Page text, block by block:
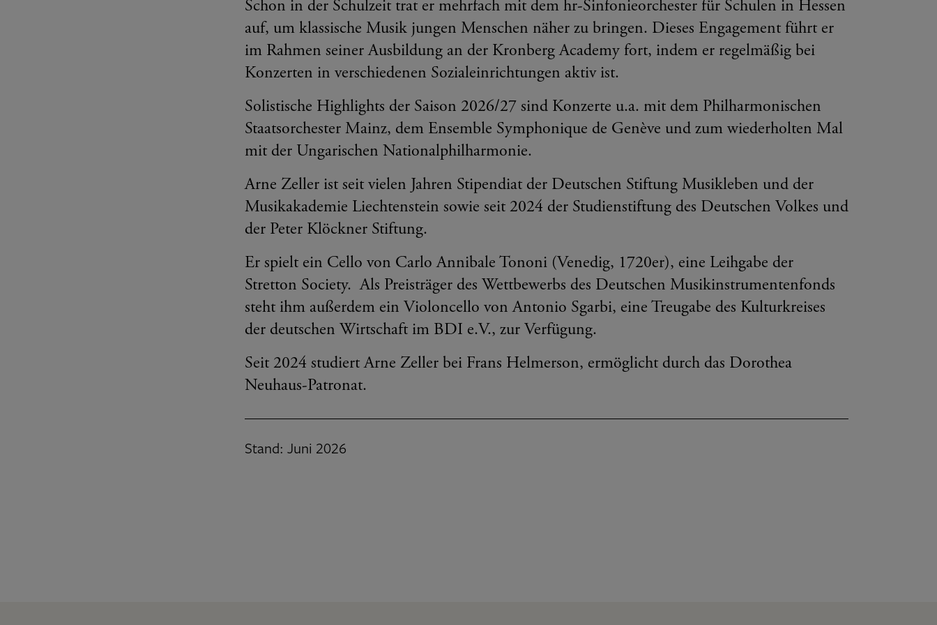
Schon in der Schulzeit trat er mehrfach mit dem hr-Sinfonieorchester für Schulen in Hessen
auf, um klassische Musik jungen Menschen näher zu bringen. Dieses Engagement führt er
im Rahmen seiner Ausbildung an der Kronberg Academy fort, indem er regelmäßig bei
Konzerten in verschiedenen Sozialeinrichtungen aktiv ist.
Solistische Highlights der Saison 2026/27 sind Konzerte u.a. mit dem Philharmonischen
Staatsorchester Mainz, dem Ensemble Symphonique de Genève und zum wiederholten Mal
mit der Ungarischen Nationalphilharmonie.
Arne Zeller ist seit vielen Jahren Stipendiat der Deutschen Stiftung Musikleben und der
Musikakademie Liechtenstein sowie seit 2024 der Studienstiftung des Deutschen Volkes und
der Peter Klöckner Stiftung.
Er spielt ein Cello von Carlo Annibale Tononi (Venedig, 1720er), eine Leihgabe der
Stretton Society. Als Preisträger des Wettbewerbs des Deutschen Musikinstrumentenfonds
steht ihm außerdem ein Violoncello von Antonio Sgarbi, eine Treugabe des Kulturkreises
der deutschen Wirtschaft im BDI e.V., zur Verfügung.
Seit 2024 studiert Arne Zeller bei Frans Helmerson, ermöglicht durch das Dorothea
Neuhaus-Patronat.
Stand: Juni 2026